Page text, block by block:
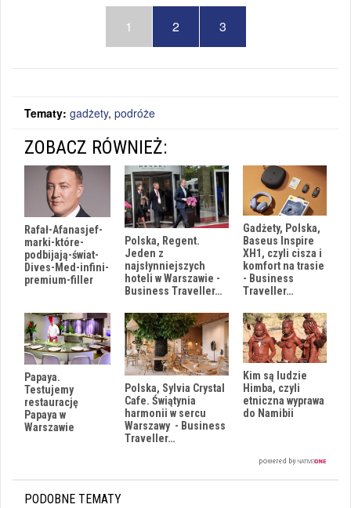
1 2 3
Tematy: gadżety, podróże
ZOBACZ RÓWNIEŻ:
Rafał-Afanasjef-
marki-które-
podbijają-świat-
Dives-Med-infini-
premium-filler
Polska, Regent.
Jeden z
najsłynniejszych
hoteli w Warszawie -
Business Traveller…
Gadżety, Polska,
Baseus Inspire
XH1, czyli cisza i
komfort na trasie
- Business
Traveller…
Papaya.
Testujemy
restaurację
Papaya w
Warszawie
Polska, Sylvia Crystal
Cafe. Świątynia
harmonii w sercu
Warszawy - Business
Traveller…
Kim są ludzie
Himba, czyli
etniczna wyprawa
do Namibii
PODOBNE TEMATY